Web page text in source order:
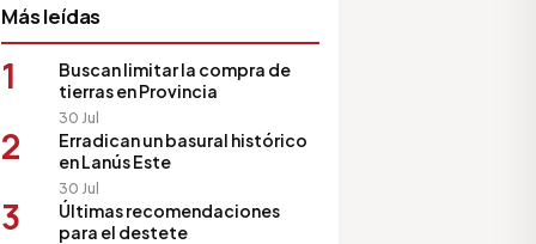
Más leídas
1
Buscan limitar la compra de
tierras en Provincia
30 Jul
2
Erradican un basural histórico
en Lanús Este
30 Jul
3
Últimas recomendaciones
para el destete